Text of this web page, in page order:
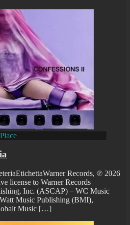
Records, ℗ 2026
license to Warner Records
Inc. (ASCAP) – WC Music
Music Publishing (BMI),
Music […]